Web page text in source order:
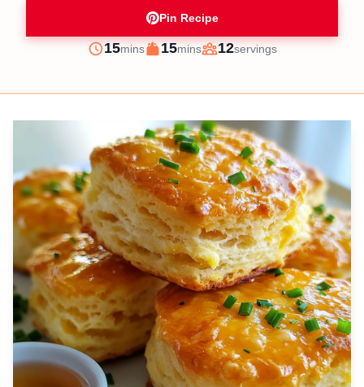
Pin Recipe
Prep
15minutes
mins
Cook
15minutes
mins
Servings
12servings